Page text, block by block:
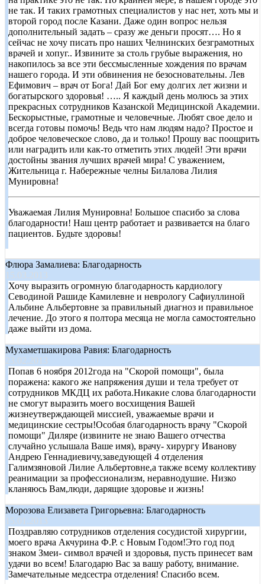
не так. И таких грамотных специалистов у нас нет, хоть мы и
второй город после Казани. Даже один вопрос нельзя
дополнительный задать – сразу же деньги просят…. Но я
сейчас не хочу писать про наших Челнинских безграмотных
врачей и хопуг.. Извините за столь грубые выражения, но
накопилось за все эти бессмысленные хождения по врачам
нашего города. И эти обвинения не безосновательны. Лев
Ефимович – врач от Бога! Дай Бог ему долгих лет жизни и
богатырского здоровья! ….. Я каждый день молюсь за этих
прекрасных сотрудников Казанской Медицинской Академии.
Бескорыстные, грамотные и человечные. Любят свое дело и
всегда готовы помочь! Ведь что нам людям надо? Простое и
доброе человеческое слово, да и только! Прошу вас поощрить
или наградить или как-то отметить этих людей! Эти врачи
достойны звания лучших врачей мира! С уважением,
Жительница г. Набережные челны Билалова Лилия
Мунировна!
Уважаемая Лилия Мунировна! Большое спасибо за слова
благодарности! Наш центр работает и развивается на благо
пациентов. Будьте здоровы!
Флюра Замалиева: Благодарность
15.03.2013
Хочу выразить огромную благодарность кардиологу
Севодиной Рашиде Камилевне и неврологу Сафиуллиной
Альбине Альбертовне за правильный диагноз и правильное
лечение. До этого я полтора месяца не могла самостоятельно
даже выйти из дома.
Мухаметшакирова Равия: Благодарность
23.02.2013
Попав 6 ноября 2012года на "Скорой помощи", была
поражена: какого же напряжения души и тела требует от
сотрудников МКДЦ их работа.Никакие слова благодарности
не смогут выразить моего восхищения Вашей
жизнеутверждающей миссией, уважаемые врачи и
медицинские сестры!Особая благодарность врачу "Скорой
помощи" Диляре (извините не знаю Вашего отчества
случайно услышала Ваше имя), врачу- хирургу Иванову
Андрею Геннадиевичу,заведующей 4 отделения
Галимзяновой Лилие Альбертовне,а также всему коллективу
реанимации за профессионализм, неравнодушие. Низко
кланяюсь Вам,люди, дарящие здоровье и жизнь!
Морозова Елизавета Григорьевна: Благодарность
15.01.2013
Поздравляю сотрудников отделения сосудистой хирургии,
моего врача Акчурина Ф.Р. с Новым Годом!Это год под
знаком Змеи- символ врачей и здоровья, пусть принесет вам
удачи во всем! Благодарю Вас за вашу работу, внимание.
Замечательные медсестра отделения! Спасибо всем.